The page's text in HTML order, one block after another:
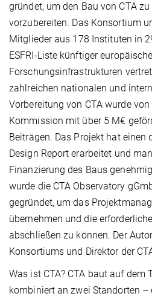
gründet, um den Bau von CTA
vorzubereiten. Das Konsortium
Mitglieder aus 178 Instituten in
ESFRI-Liste künftiger
Forschungsinfrastrukturen
zahlreichen nationalen und
Vorbereitung von CTA wurde
Kommission mit über 5 M€
Beiträgen. Das Projekt hat einen
Design Report erarbeitet und
Finanzierung des Baus
wurde die CTA Observatory
gegründet, um das
übernehmen und die
abschließen zu können. Der
Konsortiums und Direktor der
Was ist CTA? CTA baut auf dem
kombiniert an zwei Standorten –